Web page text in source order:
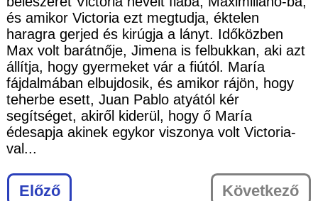
és amikor Victoria ezt megtudja, éktelen
haragra gerjed és kirúgja a lányt. Időközben
Max volt barátnője, Jimena is felbukkan, aki azt
állítja, hogy gyermeket vár a fiútól. María
fájdalmában elbujdosik, és amikor rájön, hogy
teherbe esett, Juan Pablo atyától kér
segítséget, akiről kiderül, hogy ő María
édesapja akinek egykor viszonya volt Victoria-
val...
Előző Következő